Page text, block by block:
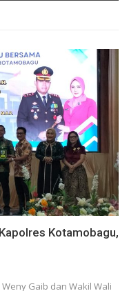
Kotamobagu,
Weny Gaib dan Wakil Wali